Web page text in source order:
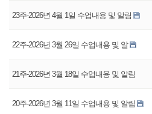
23주-2026년 4월 1일 수업내용 및 알림
22주-2026년 3월 26일 수업내용 및 알
21주-2026년 3월 18일 수업내용 및 알림
20주-2026년 3월 11일 수업내용 및 알림